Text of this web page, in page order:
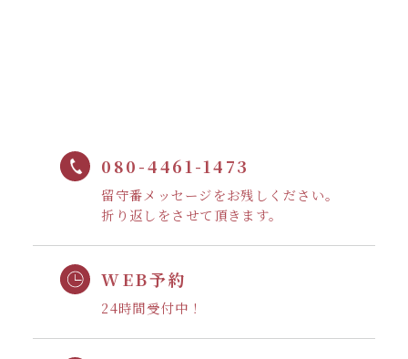
080-4461-1473
留守番メッセージをお残しください。
折り返しをさせて頂きます。
WEB予約
24時間受付中！